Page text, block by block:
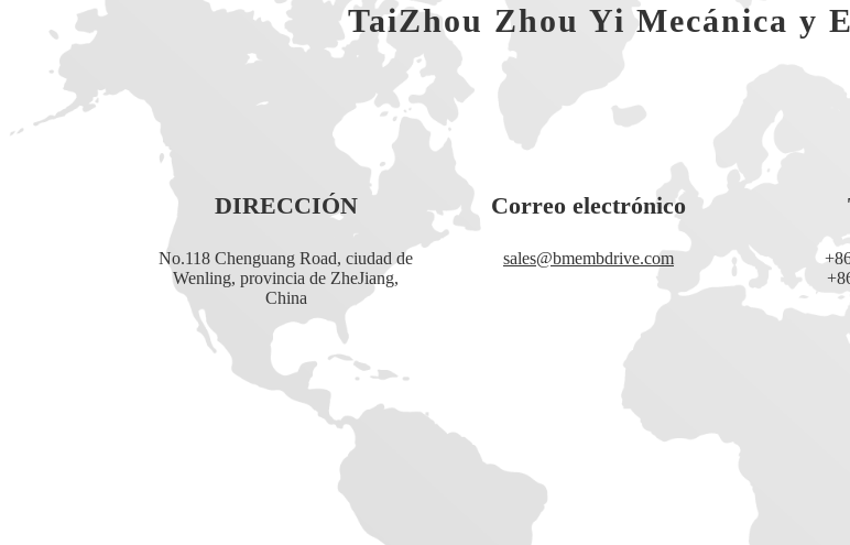
TaiZhou Zhou Yi Mecánica y
DIRECCIÓN
No.118 Chenguang Road, ciudad de
Wenling, provincia de ZheJiang,
China
Correo electrónico
sales@bmembdrive.com